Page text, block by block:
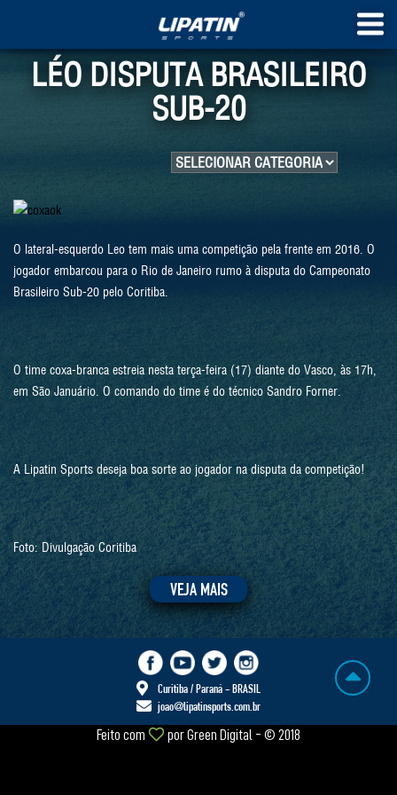
LÉO DISPUTA BRASILEIRO
SUB-20
O lateral-esquerdo Leo tem mais uma competição pela frente em 2016. O
jogador embarcou para o Rio de Janeiro rumo à disputa do Campeonato
Brasileiro Sub-20 pelo Coritiba.
O time coxa-branca estreia nesta terça-feira (17) diante do Vasco, às 17h,
em São Januário. O comando do time é do técnico Sandro Forner.
A Lipatin Sports deseja boa sorte ao jogador na disputa da competição!
Foto: Divulgação Coritiba
VEJA MAIS
Curitiba / Paraná - BRASIL
joao@lipatinsports.com.br
Feito com porGreen Digital - © 2018